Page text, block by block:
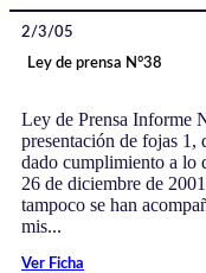
2/3/05
Ley de prensa N°38
Ley de Prensa Informe
presentación de fojas 1,
dado cumplimiento a lo
26 de diciembre de
tampoco se han
mis...
Ver Ficha